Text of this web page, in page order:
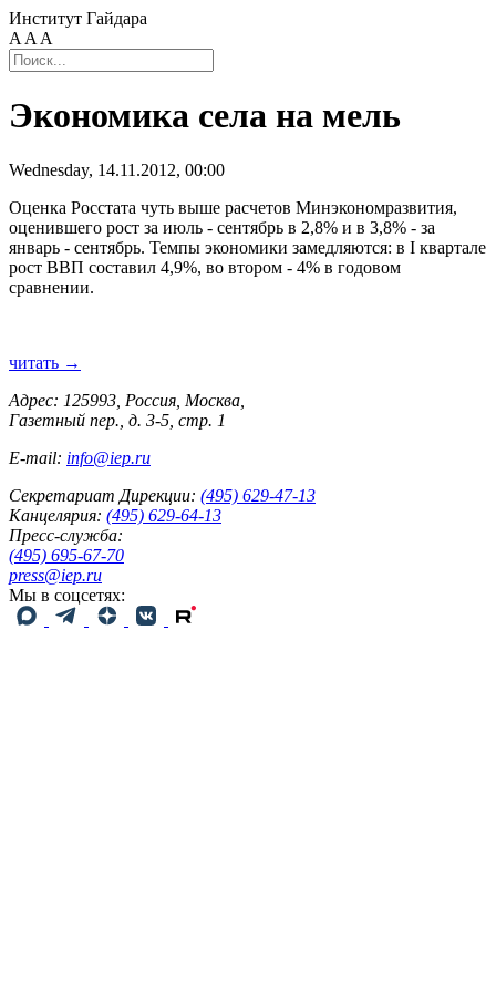
Институт Гайдара
A A A
Экономика села на мель
Wednesday, 14.11.2012, 00:00
Оценка Росстата чуть выше расчетов Минэкономразвития,
оценившего рост за июль - сентябрь в 2,8% и в 3,8% - за
январь - сентябрь. Темпы экономики замедляются: в I квартале
рост ВВП составил 4,9%, во втором - 4% в годовом
сравнении.
читать →
Адрес: 125993, Россия, Москва,
Газетный пер., д. 3-5, стр. 1
E-mail: info@iep.ru
Секретариат Дирекции: (495) 629-47-13
Канцелярия: (495) 629-64-13
Пресс-служба:
(495) 695-67-70
press@iep.ru
Мы в соцсетях: